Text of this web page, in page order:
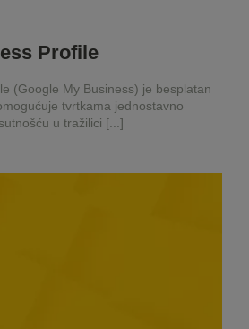
Profile
(Google My Business) je besplatan
tvrtkama jednostavno
u tražilici [...]